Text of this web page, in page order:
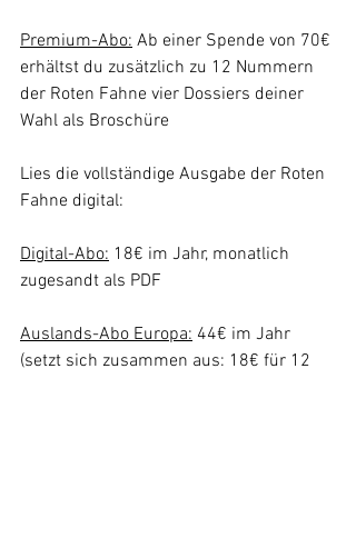
Premium-Abo: Ab einer Spende von 70€
erhältst du zusätzlich zu 12 Nummern
der Roten Fahne vier Dossiers deiner
Wahl als Broschüre
Lies die vollständige Ausgabe der Roten
Fahne digital:
Digital-Abo: 18€ im Jahr, monatlich
zugesandt als PDF
Auslands-Abo Europa: 44€ im Jahr
(setzt sich zusammen aus: 18€ für 12